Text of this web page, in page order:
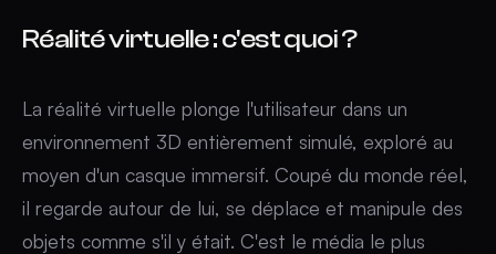
Réalité virtuelle:c'est quoi ?
La réalité virtuelle plonge l'utilisateur dans un
environnement 3D entièrement simulé, exploré au
moyen d'un casque immersif. Coupé du monde réel,
il regarde autour de lui, se déplace et manipule des
objets comme s'il y était. C'est le média le plus